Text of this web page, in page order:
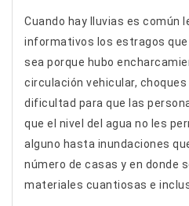
Cuando hay lluvias es común
informativos los estragos que
sea porque hubo
circulación vehicular,
dificultad para que las
que el nivel del agua no les
alguno hasta inundaciones
número de casas y en donde
materiales cuantiosas e